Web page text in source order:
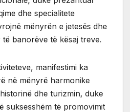
dhe specialitete
mënyrën e jetesës dhe
banorëve të kësaj treve.
manifestimi ka
në mënyrë harmonike
dhe turizmin, duke
suksesshëm të promovimit